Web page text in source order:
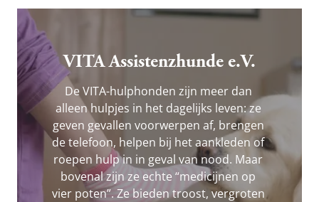
VITA Assistenzhunde e.V.
De VITA-hulphonden zijn meer dan
alleen hulpjes in het dagelijks leven: ze
geven gevallen voorwerpen af, brengen
de telefoon, helpen bij het aankleden of
roepen hulp in in geval van nood. Maar
bovenal zijn ze echte “medicijnen op
vier poten”. Ze bieden troost, vergroten